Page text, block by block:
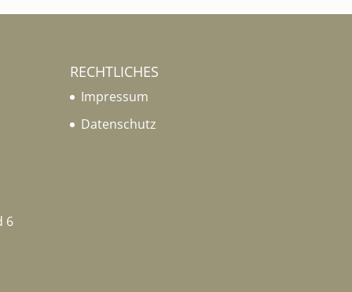
6
RECHTLICHES
Impressum
Datenschutz